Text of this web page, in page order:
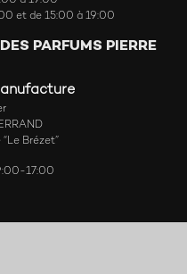
et de 15:00 à 19:00
PARFUMS PIERRE
Brézet”
17:00